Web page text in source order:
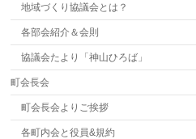
地域づくり協議会とは？
各部会紹介＆会則
協議会たより「神山ひろば」
町会長会
町会長会よりご挨拶
各町内会と役員&規約